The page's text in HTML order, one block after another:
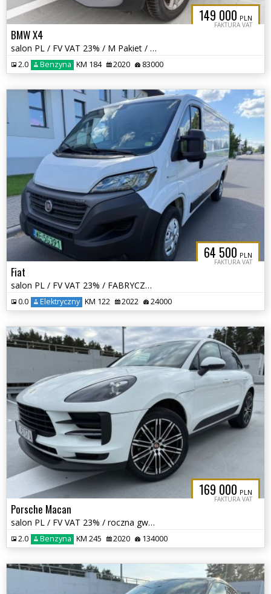
149 000 PLN
FAKTURA VAT
BMW X4
salon PL / FV VAT 23% / M Pakiet / bezwypadkowa / Service Inclusive /
2.0 Benzyna KM 184 2020 83000
64 500 PLN
FAKTURA VAT
Fiat
salon PL / FV VAT 23% / FABRYCZNA GWARANCJA / e-Ducato / 47kWh / L2H1
0.0 Elektryczny KM 122 2022 24000
169 000 PLN
FAKTURA VAT
Porsche Macan
salon PL / FV VAT 23% / roczna gwarancja /
2.0 Benzyna KM 245 2020 134000